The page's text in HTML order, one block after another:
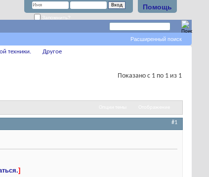
Помощь
Запомнить?
Расширенный поиск
техники.
Другое
Показано с 1 по 1 из 1
#1
]